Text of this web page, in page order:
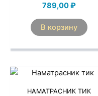
789,00₽
В корзину
НАМАТРАСНИК ТИК